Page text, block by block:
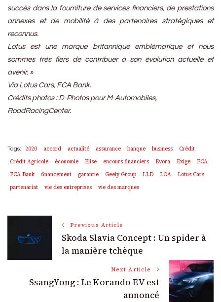
succès dans la fourniture de services financiers, de prestations
annexes et de mobilité à des partenaires stratégiques et
reconnus.
Lotus est une marque britannique emblématique et nous
sommes très fiers de contribuer à son évolution actuelle et
avenir. »
Via Lotus Cars, FCA Bank.
Crédits photos : D-Photos pour M-Automobiles,
RoadRacingCenter.
Tags: 2020 accord actualité assurance banque business
Crédit
Crédit Agricole
économie Elise encours financiers Evora Exige
FCA
FCA Bank
financement garantie Geely Group LLD LOA
Lotus Cars
partenariat
vie des entreprises vie des marques
Navigation
Previous Article
Skoda Slavia Concept : Un spider à
la manière tchèque
Next Article
SsangYong : Le Korando EV est
annoncé